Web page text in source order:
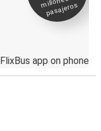
pasajeros